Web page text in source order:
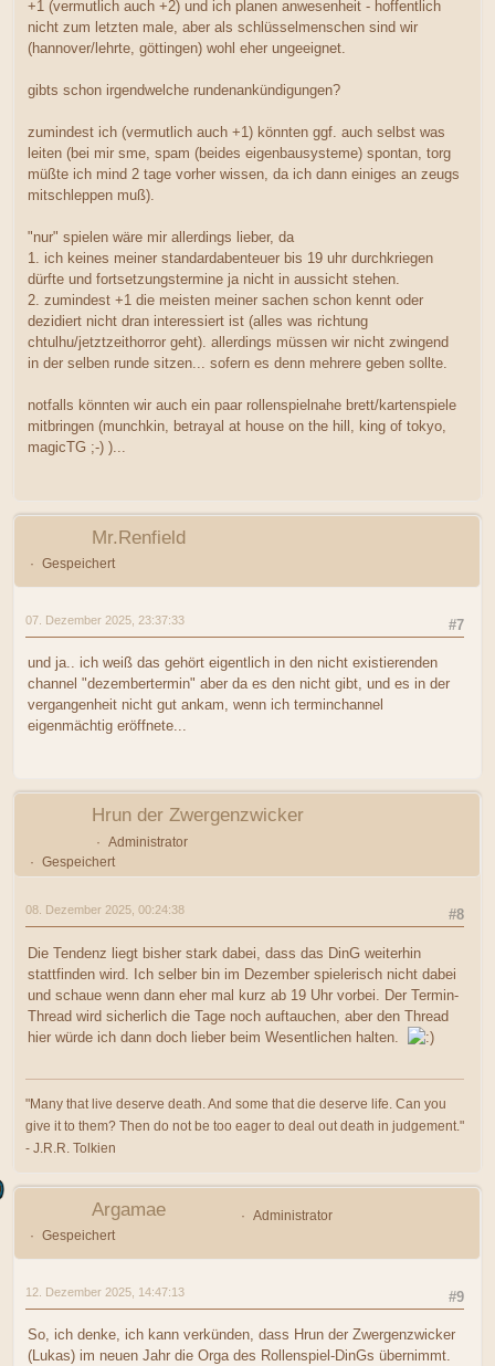
+1 (vermutlich auch +2) und ich planen anwesenheit - hoffentlich
nicht zum letzten male, aber als schlüsselmenschen sind wir
(hannover/lehrte, göttingen) wohl eher ungeeignet.
gibts schon irgendwelche rundenankündigungen?
zumindest ich (vermutlich auch +1) könnten ggf. auch selbst was
leiten (bei mir sme, spam (beides eigenbausysteme) spontan, torg
müßte ich mind 2 tage vorher wissen, da ich dann einiges an zeugs
mitschleppen muß).
"nur" spielen wäre mir allerdings lieber, da
1. ich keines meiner standardabenteuer bis 19 uhr durchkriegen
dürfte und fortsetzungstermine ja nicht in aussicht stehen.
2. zumindest +1 die meisten meiner sachen schon kennt oder
dezidiert nicht dran interessiert ist (alles was richtung
chtulhu/jetztzeithorror geht). allerdings müssen wir nicht zwingend
in der selben runde sitzen... sofern es denn mehrere geben sollte.
notfalls könnten wir auch ein paar rollenspielnahe brett/kartenspiele
mitbringen (munchkin, betrayal at house on the hill, king of tokyo,
magicTG ;-) )...
Mr.Renfield
Gespeichert
#7
07. Dezember 2025, 23:37:33
und ja.. ich weiß das gehört eigentlich in den nicht existierenden
channel "dezembertermin" aber da es den nicht gibt, und es in der
vergangenheit nicht gut ankam, wenn ich terminchannel
eigenmächtig eröffnete...
Hrun der Zwergenzwicker
Administrator
Gespeichert
#8
08. Dezember 2025, 00:24:38
Die Tendenz liegt bisher stark dabei, dass das DinG weiterhin
stattfinden wird. Ich selber bin im Dezember spielerisch nicht dabei
und schaue wenn dann eher mal kurz ab 19 Uhr vorbei. Der Termin-
Thread wird sicherlich die Tage noch auftauchen, aber den Thread
hier würde ich dann doch lieber beim Wesentlichen halten.
"Many that live deserve death. And some that die deserve life. Can you
give it to them? Then do not be too eager to deal out death in judgement."
- J.R.R. Tolkien
Argamae
Administrator
Gespeichert
#9
12. Dezember 2025, 14:47:13
So, ich denke, ich kann verkünden, dass Hrun der Zwergenzwicker
(Lukas) im neuen Jahr die Orga des Rollenspiel-DinGs übernimmt.